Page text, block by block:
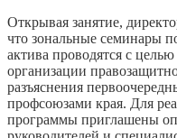
Открывая занятие,
что зональные семинары
актива проводятся с
организации
разъяснения
профсоюзами края. Для
программы приглашены